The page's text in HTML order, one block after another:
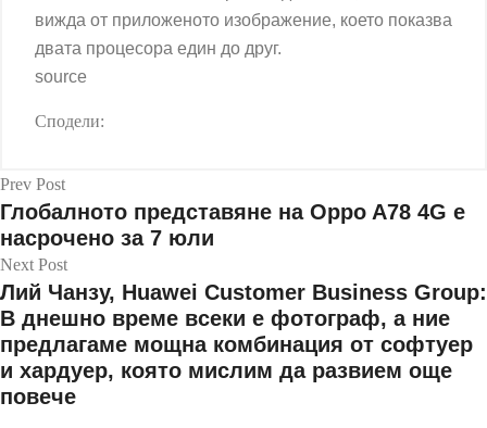
вижда от приложеното изображение, което показва
двата процесора един до друг.
source
Сподели:
Prev Post
Глобалното представяне на Oppo A78 4G е
насрочено за 7 юли
Next Post
Лий Чанзу, Huawei Customer Business Group:
В днешно време всеки е фотограф, а ние
предлагаме мощна комбинация от софтуер
и хардуер, която мислим да развием още
повече